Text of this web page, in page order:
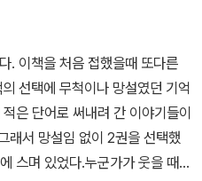
를 던지면 민주투쟁이 될 것입니
국민들이 계속 절망하고 개탄하
두 가지가 있다고 봅니다. 첫째
문란하게 하는 것입니다. 교육
휘어잡기가 더 어렵습니다. 그
세가 있지요. '저 사람들은 배워
전해도 안 된다' '망치가 가벼우
군 군함이 피해를 입고 5천여
카제의 최우선 공격목표였던 연
제 전술은 연
위한 것이라기보다는 사면초가
상대로 군국주의 정신을 극대화
였다. -176쪽2005년 현재 일본
일본의 군사비 지출규모는 426
주는 것이었다.각각 폭력적으로
껴안고 아껴주고 좋아하는 모
을 유치원아이들에게 보여주는
적으로 노는 모습을 본 아이들 9
투하듯 때리고 칼로 치고 하면
는 모습이나 무관심한 모습을
아이들이 한 명도 없었던 것.어
럼 대한민국이 앓고 있는 중병을
리즘의 필요성을 역설했다. 박
뒷자리는 'ghrism'이며, 이는 '근
...뭐라 할말이 없네.국민들한테
도대체 대화록의 존재유뮤가뭐가
야, 그렇지 않고서야 지금 당장
분명 중요하니까저 xx들을 하는
. 이책을 처음 접했을때 또다른
선택에 무척이나 망설였던 기억
은 단어로 써내려 간 이야기들이
래서 망설임 없이 2권을 선택했
스며 있었다.누군가가 웃을 때